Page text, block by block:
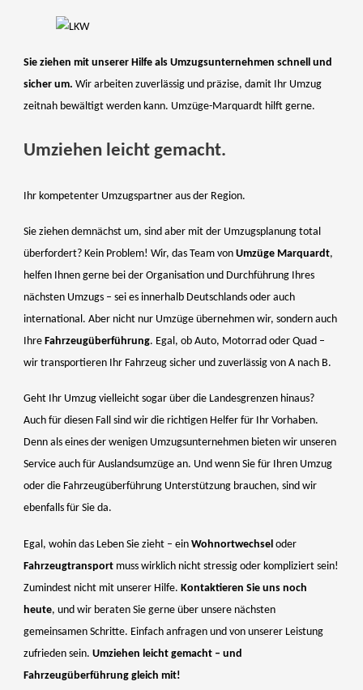
Sie ziehen mit unserer Hilfe als Umzugsunternehmen schnell und
sicher um. Wir arbeiten zuverlässig und präzise, damit Ihr Umzug
zeitnah bewältigt werden kann. Umzüge-Marquardt hilft gerne.
Umziehen leicht gemacht.
Ihr kompetenter Umzugspartner aus der Region.
Sie ziehen demnächst um, sind aber mit der Umzugsplanung total
überfordert? Kein Problem! Wir, das Team vonUmzüge Marquardt,
helfen Ihnen gerne bei der Organisation und Durchführung Ihres
nächsten Umzugs – sei es innerhalb Deutschlands oder auch
international. Aber nicht nur Umzüge übernehmen wir, sondern auch
Ihre Fahrzeugüberführung. Egal, ob Auto, Motorrad oder Quad –
wir transportieren Ihr Fahrzeug sicher und zuverlässig von A nach B.
Geht Ihr Umzug vielleicht sogar über die Landesgrenzen hinaus?
Auch für diesen Fall sind wir die richtigen Helfer für Ihr Vorhaben.
Denn als eines der wenigen Umzugsunternehmen bieten wir unseren
Service auch für Auslandsumzüge an. Und wenn Sie für Ihren Umzug
oder die Fahrzeugüberführung Unterstützung brauchen, sind wir
ebenfalls für Sie da.
Egal, wohin das Leben Sie zieht – einWohnortwechsel oder
Fahrzeugtransport muss wirklich nicht stressig oder kompliziert sein!
Zumindest nicht mit unserer Hilfe. Kontaktieren Sie uns noch
heute, und wir beraten Sie gerne über unsere nächsten
gemeinsamen Schritte. Einfach anfragen und von unserer Leistung
zufrieden sein.Umziehen leicht gemacht – und
Fahrzeugüberführung gleich mit!